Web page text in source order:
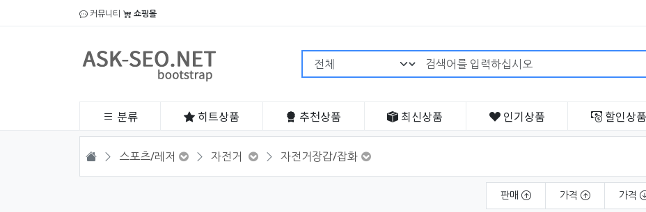
커뮤니티 쇼핑몰
검색어 필수
분류 히트상품 추천상품 최신상품 인기상품 할인상품
HOME 스포츠/레저 자전거 자전거장갑/잡화
판매 가격 가격